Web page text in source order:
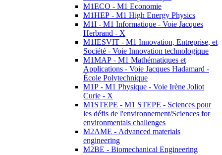
M1ECO - M1 Economie
M1HEP - M1 High Energy Physics
M1I - M1 Informatique - Voie Jacques
Herbrand - X
M1IESVIT - M1 Innovation, Entreprise, et
Société - Voie Innovation technologique
M1MAP - M1 Mathématiques et
Applications - Voie Jacques Hadamard -
École Polytechnique
M1P - M1 Physique - Voie Irène Joliot
Curie - X
M1STEPE - M1 STEPE - Sciences pour
les défis de l'environnement/Sciences for
environmentals challenges
M2AME - Advanced materials
engineering
M2BE - Biomechanical Engineering